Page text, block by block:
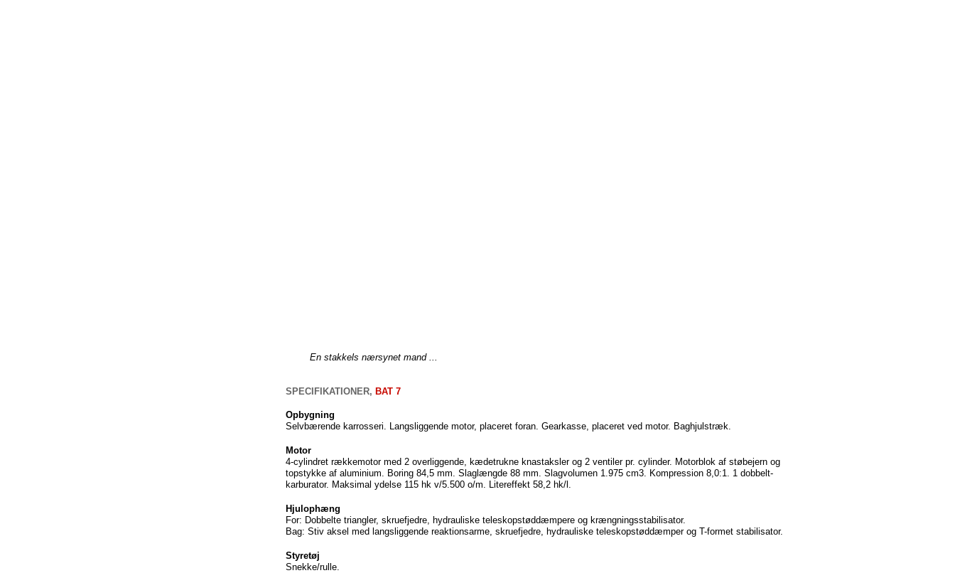
En stakkels nærsynet mand...
SPECIFIKATIONER, BAT 7
Opbygning
Selvbærende karrosseri. Langsliggende motor, placeret foran. Gearkasse, placeret ved motor. Baghjulstræk.
Motor
4-cylindret rækkemotormed 2 overliggende, kædetrukne knastaksler og 2 ventilerpr. cylinder. Motorblok af støbejern og
topstykke af aluminium. Boring 84,5 mm. Slaglængde 88 mm. Slagvolumen 1.975 cm3. Kompression 8,0:1. 1 dobbelt-
karburator. Maksimal ydelse 115 hk v/5.500 o/m. Litereffekt 58,2 hk/l.
Hjulophæng
For: Dobbelte triangler, skruefjedre, hydrauliske teleskopstøddæmpere og krængningsstabilisator.
Bag: Stiv aksel med langsliggende reaktionsarme, skruefjedre, hydrauliske teleskopstøddæmper og T-formet stabilisator.
Styretøj
Snekke/rulle.